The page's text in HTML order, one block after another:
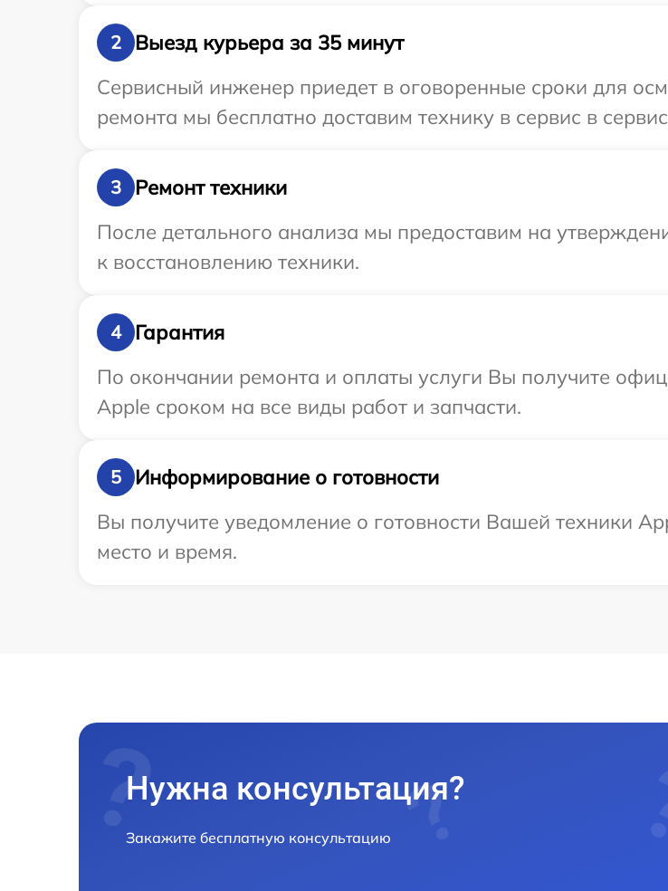
2
Выезд курьера за 35 минут
Сервисный инженер приедет в оговоренные сроки для
ремонта мы бесплатно доставим технику в сервис в
3
Ремонт техники
После детального анализа мы предоставим на
к восстановлению техники.
4
Гарантия
По окончании ремонта и оплаты услуги Вы получите
Apple сроком на все виды работ и запчасти.
5
Информирование о готовности
Вы получите уведомление о готовности Вашей техники
место и время.
Нужна консультация?
Закажите бесплатную консультацию